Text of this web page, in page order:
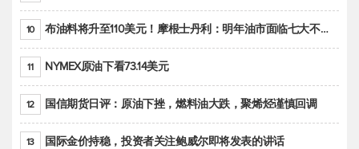
10 布油料将升至110美元！摩根士丹利：明年油市面临七大不确定性
11 NYMEX原油下看73.14美元
12 国信期货日评：原油下挫，燃料油大跌，聚烯烃谨慎回调
13 国际金价持稳，投资者关注鲍威尔即将发表的讲话